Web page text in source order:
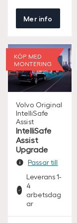
Mer info
KÖP MED
MONTERING
Volvo Original
IntelliSafe
Assist
IntelliSafe
Assist
Upgrade
Passar till
Leverans 1-
4
arbetsdag
ar